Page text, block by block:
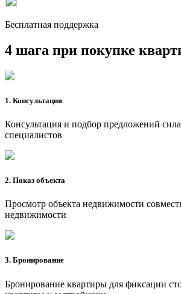
Бесплатная поддержка
4 шага при покупке
1. Консультация
Консультация и подбор предложений
специалистов
2. Показ объекта
Просмотр объекта недвижимости
недвижимости
3. Бронирование
Бронирование квартиры для фиксации